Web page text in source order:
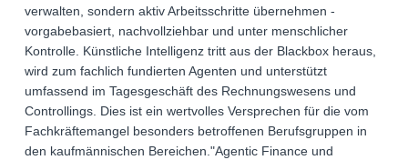
verwalten, sondern aktiv Arbeitsschritte übernehmen -
vorgabebasiert, nachvollziehbar und unter menschlicher
Kontrolle. Künstliche Intelligenz tritt aus der Blackbox heraus,
wird zum fachlich fundierten Agenten und unterstützt
umfassend im Tagesgeschäft des Rechnungswesens und
Controllings. Dies ist ein wertvolles Versprechen für die vom
Fachkräftemangel besonders betroffenen Berufsgruppen in
den kaufmännischen Bereichen."Agentic Finance und